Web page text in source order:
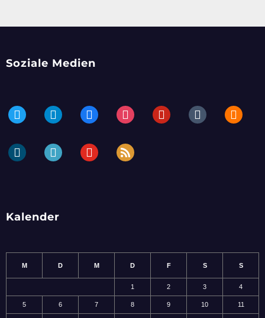
Soziale Medien
twitter telegramfacebookinstagrampinteresttumblr blogger
dailymotionperiscopeyoutube rss
Kalender
M D M D F S S
1 2 3 4
5 6 7 8 9 10 11